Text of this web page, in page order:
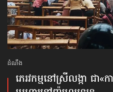
ដំណឹង
ភេរវកម្មនៅស្រីលង្កា ជា